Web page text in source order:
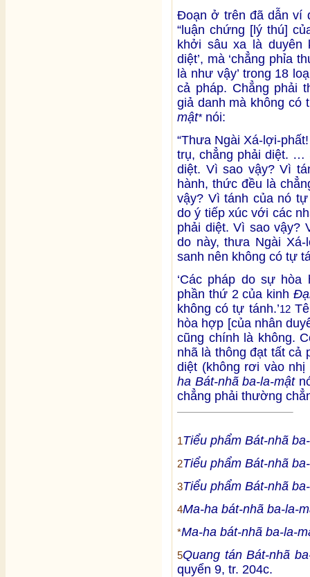
Đoạn ở trên đã dẫn ví
“luận chứng [lý thú]
khởi sâu xa là duyên
diệt’, mà ‘chẳng phỉa
là như vậy’ trong 18
cả pháp. Chẳng phải
giả danh mà không
mật* nói:
“Thưa Ngài Xá-lợi-
trụ, chẳng phải diệt. …
diệt. Vì sao vậy? Vì
hành, thức đều là
vậy? Vì tánh của nó
do ý tiếp xúc với các
phải diệt. Vì sao vậy?
do này, thưa Ngài
sanh nên không có tự
‘Các pháp do sự hòa
phần thứ 2 của kinh
không có tự tánh.’12
hòa hợp [của nhân
cũng chính là không.
nhã là thông đạt tất cả
diệt (không rơi vào
ha Bát-nhã ba-la-mật
chẳng phải thường
1Tiểu phẩm Bát-nhã
2Tiểu phẩm Bát-nhã
3Tiểu phẩm Bát-nhã
4Ma-ha bát-nhã ba-la-
*Ma-ha bát-nhã ba-la-
5Quang tán Bát-nhã
quyển 9, tr. 204c.